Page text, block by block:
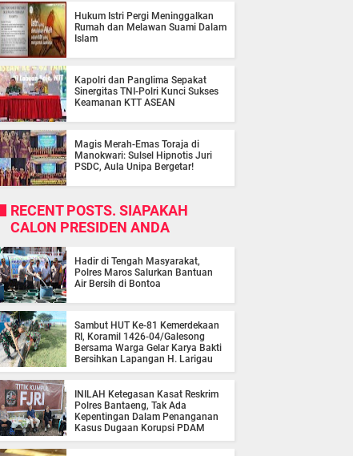
Hukum Istri Pergi Meninggalkan
Rumah dan Melawan Suami Dalam
Islam
Kapolri dan Panglima Sepakat
Sinergitas TNI-Polri Kunci Sukses
Keamanan KTT ASEAN
Magis Merah-Emas Toraja di
Manokwari: Sulsel Hipnotis Juri
PSDC, Aula Unipa Bergetar!
RECENT POSTS. SIAPAKAH
CALON PRESIDEN ANDA
Hadir di Tengah Masyarakat,
Polres Maros Salurkan Bantuan
Air Bersih di Bontoa
Sambut HUT Ke-81 Kemerdekaan
RI, Koramil 1426-04/Galesong
Bersama Warga Gelar Karya Bakti
Bersihkan Lapangan H. Larigau
INILAH Ketegasan Kasat Reskrim
Polres Bantaeng, Tak Ada
Kepentingan Dalam Penanganan
Kasus Dugaan Korupsi PDAM